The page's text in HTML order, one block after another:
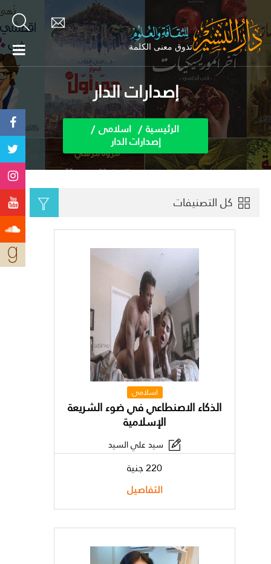
إصدارات الدار
الرئيسية اسلامى
إصدارات الدار
كل التصنيفات
اسلامى
الذكاء الاصنطاعي في ضوء الشريعة
الإسلامية
سيد علي السيد
220 جنية
التفاصيل